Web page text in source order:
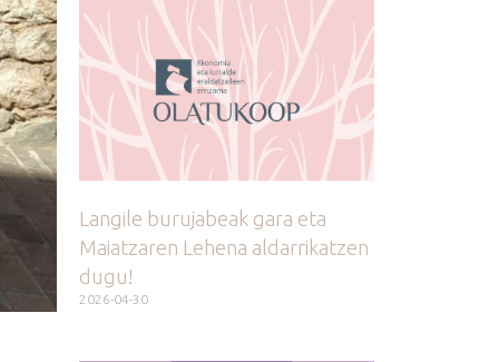
Langile burujabeak gara eta
Maiatzaren Lehena aldarrikatzen
dugu!
2026-04-30